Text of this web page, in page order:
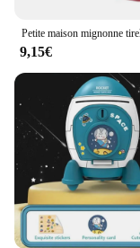
9,15€